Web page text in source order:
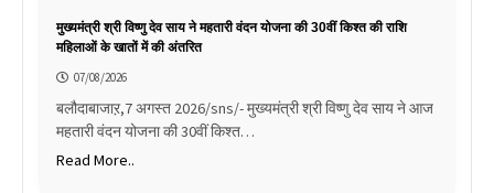
मुख्यमंत्री श्री विष्णु देव साय ने महतारी वंदन योजना की 30वीं किश्त की राशि
महिलाओं के खातों में की अंतरित
07/08/2026
बलौदाबाजाऱ,7 अगस्त 2026/sns/- मुख्यमंत्री श्री विष्णु देव साय ने आज
महतारी वंदन योजना की 30वीं किश्त…
Read More..